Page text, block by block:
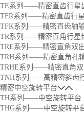
TE系列——精密直齿行星
TFR系列——精密直齿行
TFK系列——精密直齿轴
TR系列——精密直角行星
TRE系列——精密直角双
TRH系列——精密直角孔
TRHE系列——精密直角双
TNH系列——高精密斜齿
精密中空旋转平台
TH系列——中空旋转平台
THG系列——中空旋转平